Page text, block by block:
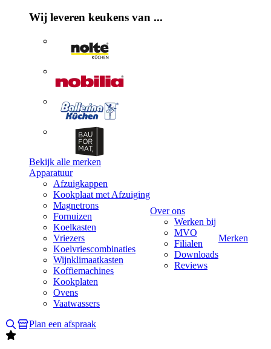
Wij leveren keukens van ...
Bekijk alle merken
Apparatuur
Afzuigkappen
Kookplaat met Afzuiging
Magnetrons
Fornuizen
Koelkasten
Vriezers
Koelvriescombinaties
Wijnklimaatkasten
Koffiemachines
Kookplaten
Ovens
Vaatwassers
Over ons
Werken bij
MVO
Filialen
Downloads
Reviews
Merken
Plan een afspraak